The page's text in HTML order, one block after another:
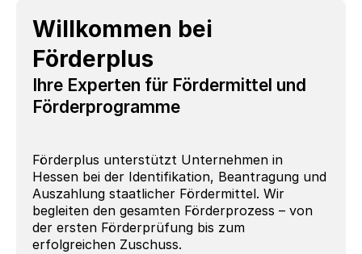
Willkommen bei
Förderplus
Ihre Experten für Fördermittel und
Förderprogramme
Förderplus unterstützt Unternehmen in
Hessen bei der Identifikation, Beantragung und
Auszahlung staatlicher Fördermittel. Wir
begleiten den gesamten Förderprozess – von
der ersten Förderprüfung bis zum
erfolgreichen Zuschuss.